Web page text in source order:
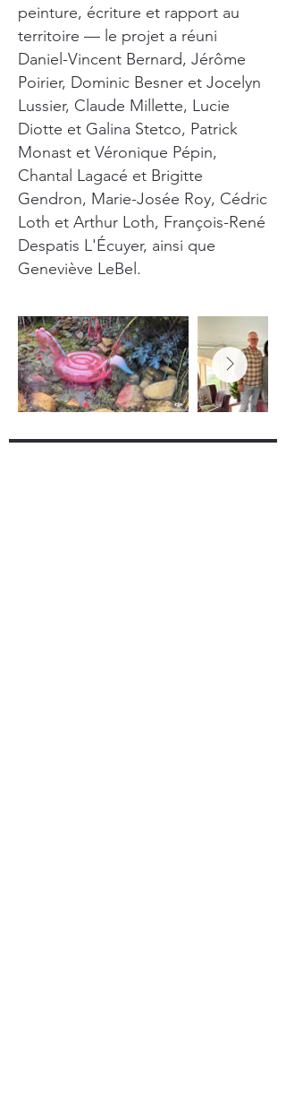
peinture, écriture et rapport au
territoire — le projet a réuni
Daniel-Vincent Bernard, Jérôme
Poirier, Dominic Besner et Jocelyn
Lussier, Claude Millette, Lucie
Diotte et Galina Stetco, Patrick
Monast et Véronique Pépin,
Chantal Lagacé et Brigitte
Gendron, Marie-Josée Roy, Cédric
Loth et Arthur Loth, François-René
Despatis L'Écuyer, ainsi que
Geneviève LeBel.